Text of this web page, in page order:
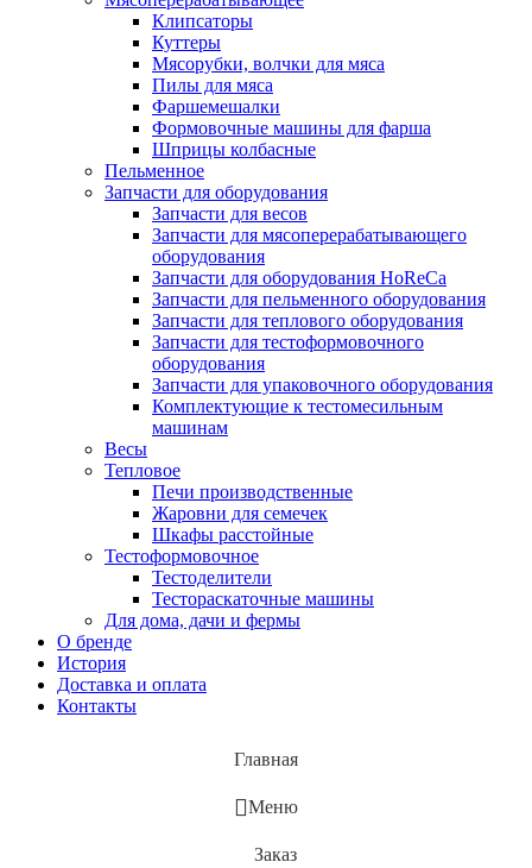
Клипсаторы
Куттеры
Мясорубки, волчки для мяса
Пилы для мяса
Фаршемешалки
Формовочные машины для фарша
Шприцы колбасные
Пельменное
Запчасти для оборудования
Запчасти для весов
Запчасти для мясоперерабатывающего
оборудования
Запчасти для оборудования HoReCa
Запчасти для пельменного оборудования
Запчасти для теплового оборудования
Запчасти для тестоформовочного
оборудования
Запчасти для упаковочного оборудования
Комплектующие к тестомесильным
машинам
Весы
Тепловое
Печи производственные
Жаровни для семечек
Шкафы расстойные
Тестоформовочное
Тестоделители
Тестораскаточные машины
Для дома, дачи и фермы
О бренде
История
Доставка и оплата
Контакты
Главная
Меню
Заказ